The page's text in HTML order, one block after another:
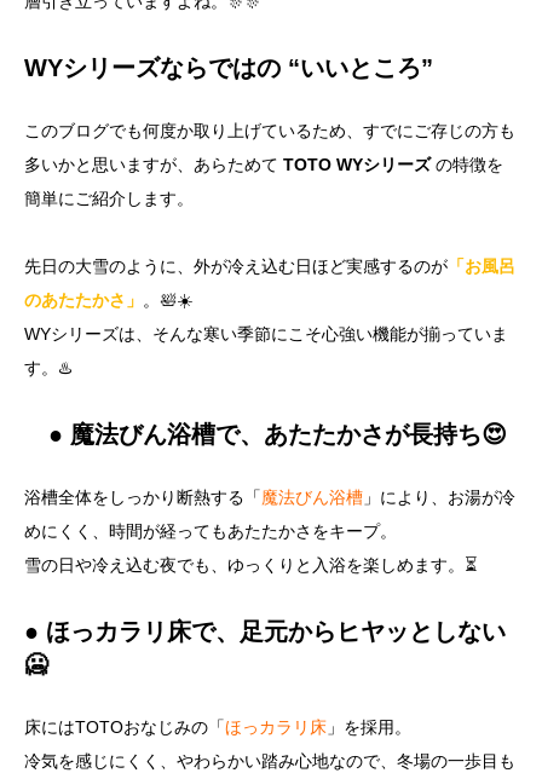
WYシリーズならではの “いいところ”
このブログでも何度か取り上げているため、すでにご存じの方も
多いかと思いますが、あらためて TOTO WYシリーズの特徴を
簡単にご紹介します。
先日の大雪のように、外が冷え込む日ほど実感するのが 「お風呂
のあたたかさ」 。🛀☀️
WYシリーズは、そんな寒い季節にこそ心強い機能が揃っていま
す。♨️
● 魔法びん浴槽で、あたたかさが長持ち😍
浴槽全体をしっかり断熱する「魔法びん浴槽 」により、お湯が冷
めにくく、時間が経ってもあたたかさをキープ。
雪の日や冷え込む夜でも、ゆっくりと入浴を楽しめます。⏳
● ほっカラリ床で、足元からヒヤッとしない
🥶
床にはTOTOおなじみの「ほっカラリ床 」を採用。
冷気を感じにくく、やわらかい踏み心地なので、冬場の一歩目も